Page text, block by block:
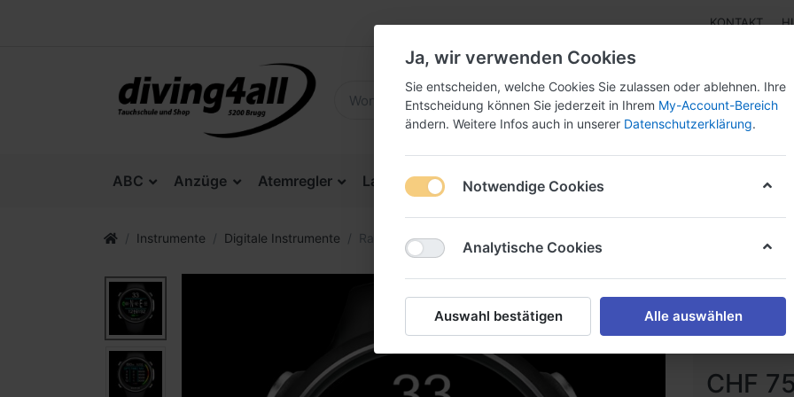
KONTAKT
ABC Anzüge Atemregler Lampen Instrumente Schnäppchenecke
Instrumente Digitale Instrumente Ratio iDive Deep Color
Ratio
DIV-
CHF
Ja, wir verwenden Cookies
Sie entscheiden, welche Cookies Sie zulassen oder ablehnen. Ihre
Entscheidung können Sie jederzeit in Ihrem My-Account-Bereich
ändern. Weitere Infos auch in unserer Datenschutzerklärung.
Notwendige Cookies
Analytische Cookies
Auswahl bestätigen Alle auswählen